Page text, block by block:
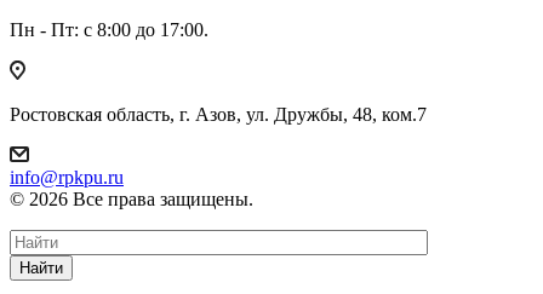
Пн - Пт: с 8:00 до 17:00.
Ростовская область, г. Азов, ул. Дружбы, 48, ком.7
info@rpkpu.ru
© 2026 Все права защищены.
Найти